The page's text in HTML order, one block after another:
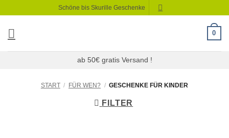
springen
Schöne bis Skurille Geschenke
0
ab 50€ gratis Versand !
START / FÜR WEN? / GESCHENKE FÜR KINDER
FILTER